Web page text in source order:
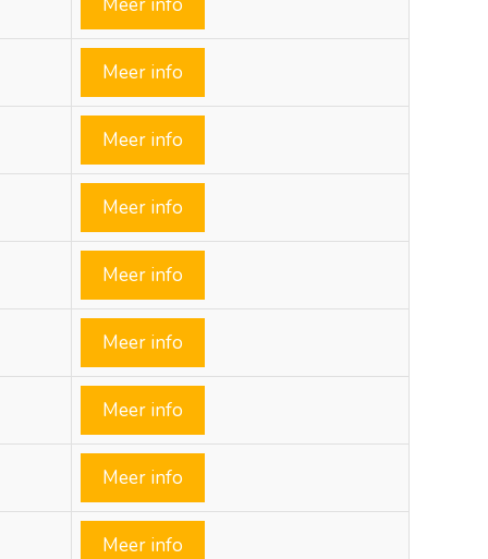
Meer info
Meer info
Meer info
Meer info
Meer info
Meer info
Meer info
Meer info